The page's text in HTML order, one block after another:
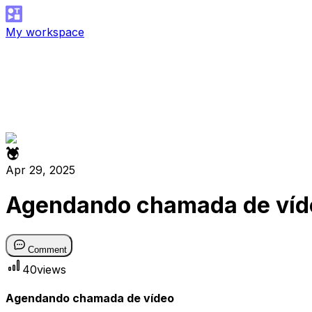
My workspace
Apr 29, 2025
Agendando chamada de
Comment
40views
Agendando chamada de vídeo